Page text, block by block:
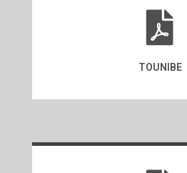
TOUNIBE